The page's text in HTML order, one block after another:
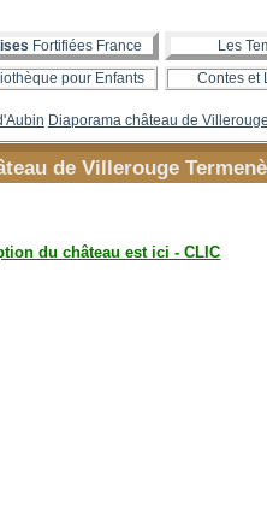
Fortifiées France Les
pour Enfants Contes et
Diaporama château de
de Villerouge
du château est ici - CLIC